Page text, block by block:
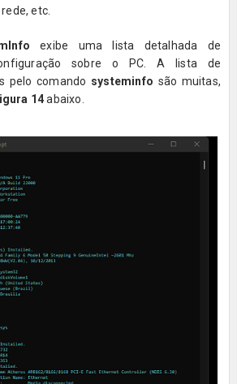
etc.
exibe uma lista detalhada de
sobre o PC. A lista de
pelo comando systeminfo são muitas,
14abaixo.